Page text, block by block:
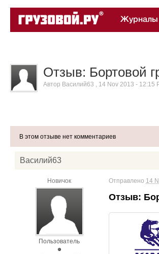
Журналы
Отзыв: Бортовой
Автор Василий63 , 14 Nov 2013 - 12:15
В этом отзыве нет комментариев
Василий63
Новичок
Пользователь
Отправлено 14
Отзыв: